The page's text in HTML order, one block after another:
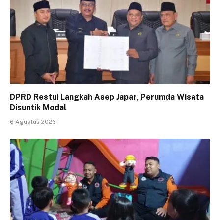
DPRD Restui Langkah Asep Japar, Perumda Wisata
Disuntik Modal
6 Agustus 2026